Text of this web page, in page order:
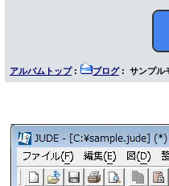
アルバムトップ: ブログ: サンプル